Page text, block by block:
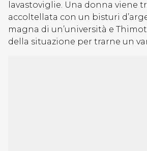
lavastoviglie. Una donna viene
accoltellata con un bisturi
magna di un’università e
della situazione per trarne un